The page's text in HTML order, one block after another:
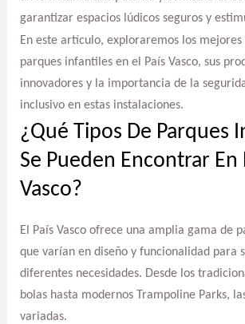
garantizar espacios lúdicos seguros y
En este artículo, exploraremos los
parques infantiles en el País Vasco, sus
innovadores y la importancia de la
inclusivo en estas instalaciones.
¿Qué Tipos De Parques
Se Pueden Encontrar En
Vasco?
El País Vasco ofrece una amplia gama de
que varían en diseño y funcionalidad para
diferentes necesidades. Desde los
bolas hasta modernos Trampoline Parks,
variadas.